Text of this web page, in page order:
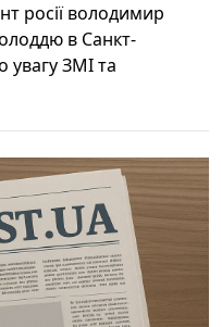
росії володимир
в Санкт-
увагу ЗМІ та